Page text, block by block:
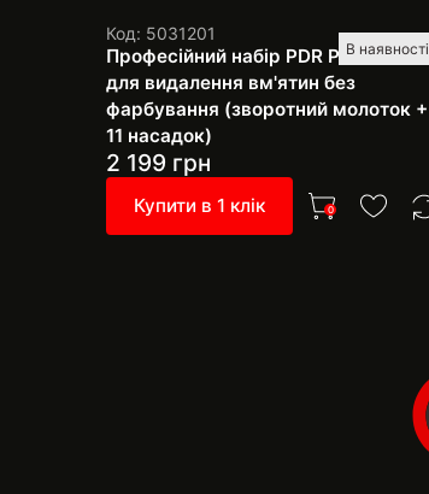
В наявності
Код: 5031201
Професійний набір PDR Pro SH-4
для видалення вм'ятин без
фарбування (зворотний молоток +
11 насадок)
2 199 грн
Купити в 1 клік 0